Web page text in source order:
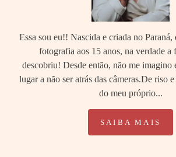
Essa sou eu!! Nascida e criada no
fotografia aos 15 anos, na verdade a
descobriu! Desde então, não me imagino
lugar a não ser atrás das câmeras.De riso
do meu próprio...
SAIBA MAIS